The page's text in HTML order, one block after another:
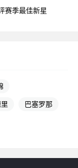
赛季最佳新星
巴塞罗那